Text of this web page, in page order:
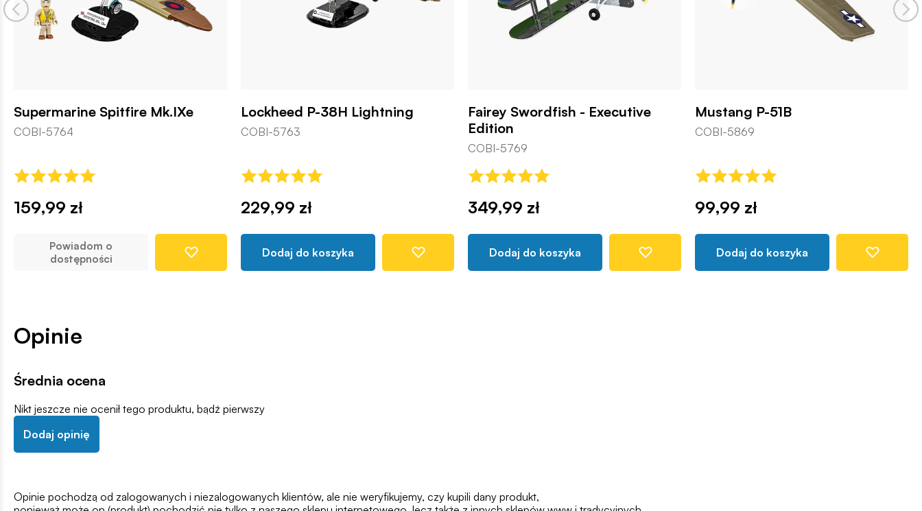
Supermarine Spitfire Mk.IXe
COBI-5764
159,99 zł
Powiadom o
dostępności
Lockheed P-38H Lightning
COBI-5763
229,99 zł
Dodaj do koszyka
Fairey Swordfish - Executive
Edition
COBI-5769
349,99 zł
Dodaj do koszyka
Mustang P-51B
COBI-5869
99,99 zł
Dodaj do koszyka
Opinie
Średnia ocena
Nikt jeszcze nie ocenił tego produktu, bądź pierwszy
Dodaj opinię
Opinie pochodzą od zalogowanych i niezalogowanych klientów, ale nie weryfikujemy, czy kupili dany produkt,